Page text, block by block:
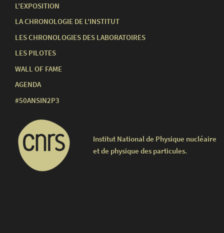
L'EXPOSITION
LA CHRONOLOGIE DE L'INSTITUT
LES CHRONOLOGIES DES LABORATOIRES
LES PILOTES
WALL OF FAME
AGENDA
#50ANSIN2P3
Institut National de Physique nucléaire
et de physique des particules.